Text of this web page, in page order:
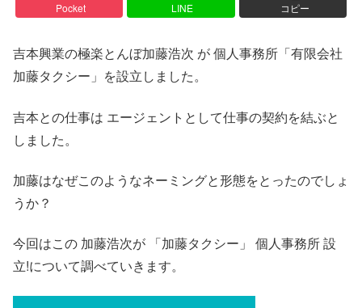
Pocket LINE コピー
吉本興業の極楽とんぼ加藤浩次 が 個人事務所「有限会社
加藤タクシー」を設立しました。
吉本との仕事は エージェントとして仕事の契約を結ぶと
しました。
加藤はなぜこのようなネーミングと形態をとったのでしょ
うか？
今回はこの 加藤浩次が 「加藤タクシー」 個人事務所 設
立!について調べていきます。